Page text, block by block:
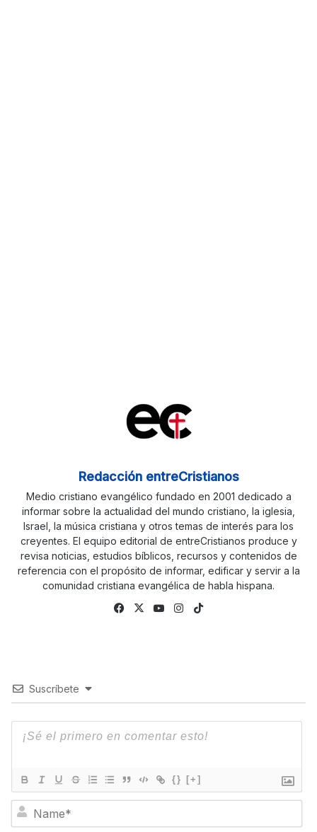
Redacción entreCristianos
Medio cristiano evangélico fundado en 2001 dedicado a
informar sobre la actualidad del mundo cristiano, la iglesia,
Israel, la música cristiana y otros temas de interés para los
creyentes. El equipo editorial de entreCristianos produce y
revisa noticias, estudios bíblicos, recursos y contenidos de
referencia con el propósito de informar, edificar y servir a la
comunidad cristiana evangélica de habla hispana.
Fa
X
Yo
Ins
Suscríbete
{} [+]
m